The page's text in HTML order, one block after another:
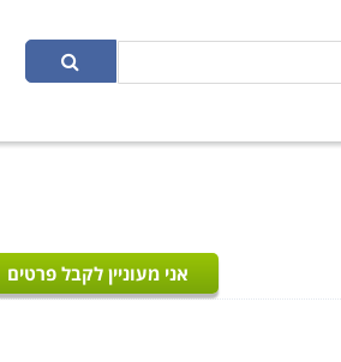
אני מעוניין לקבל פרטים